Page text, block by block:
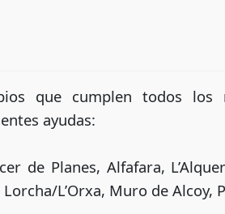
que cumplen todos
ayudas:
de Planes, Alfafara,
L’Orxa, Muro de Alcoy,